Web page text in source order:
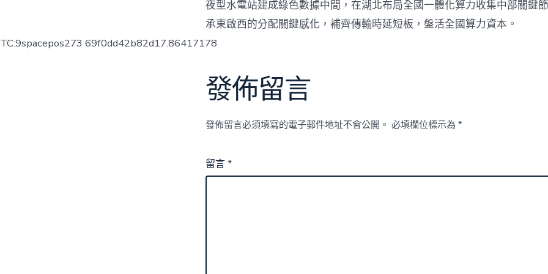
夜型水電站建成綠色數據中間，在湖北布局全國一體化算力收集中部關鍵
承東啟西的分配關鍵感化，補齊傳輸時延短板，盤活全國算力資本。
TC:9spacepos273 69f0dd42b82d17.86417178
發佈留言
發佈留言必須填寫的電子郵件地址不會公開。 必填欄位標示為 *
留言*